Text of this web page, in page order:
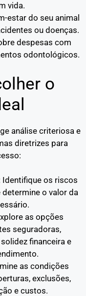
vida.
estar do seu animal
ou doenças.
despesas com
odontológicos.
o
análise criteriosa e
diretrizes para
Identifique os riscos
o valor da
as opções
seguradoras,
financeira e
as condições
exclusões,
e custos.